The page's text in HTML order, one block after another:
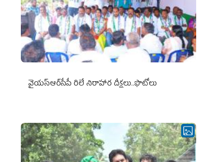
వైయ‌స్ఆర్‌సీపీ రిలే నిరాహార దీక్షలు..ఫొటోలు